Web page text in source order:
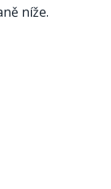
níže.